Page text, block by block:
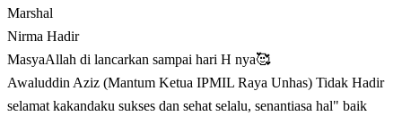
Marshal
Nirma Hadir
MasyaAllah di lancarkan sampai hari H nya🥰
Awaluddin Aziz (Mantum Ketua IPMIL Raya Unhas) Tidak Hadir
selamat kakandaku sukses dan sehat selalu, senantiasa hal" baik